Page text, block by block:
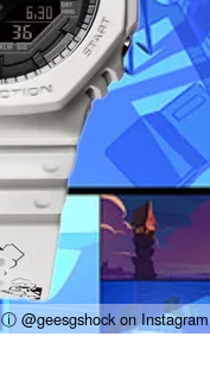
ⓘ @geesgshock on Instagram